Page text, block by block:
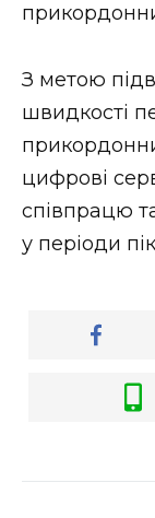
З метою
швидкості
цифрові
співпрацю
у періоди